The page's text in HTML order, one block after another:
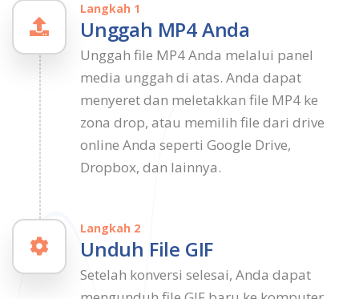
Langkah 1
Unggah MP4 Anda
Unggah file MP4 Anda melalui panel
media unggah di atas. Anda dapat
menyeret dan meletakkan file MP4 ke
zona drop, atau memilih file dari drive
online Anda seperti Google Drive,
Dropbox, dan lainnya.
Langkah 2
Unduh File GIF
Setelah konversi selesai, Anda dapat